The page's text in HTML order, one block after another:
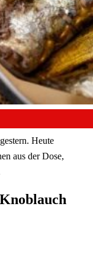
Heute
aus der Dose,